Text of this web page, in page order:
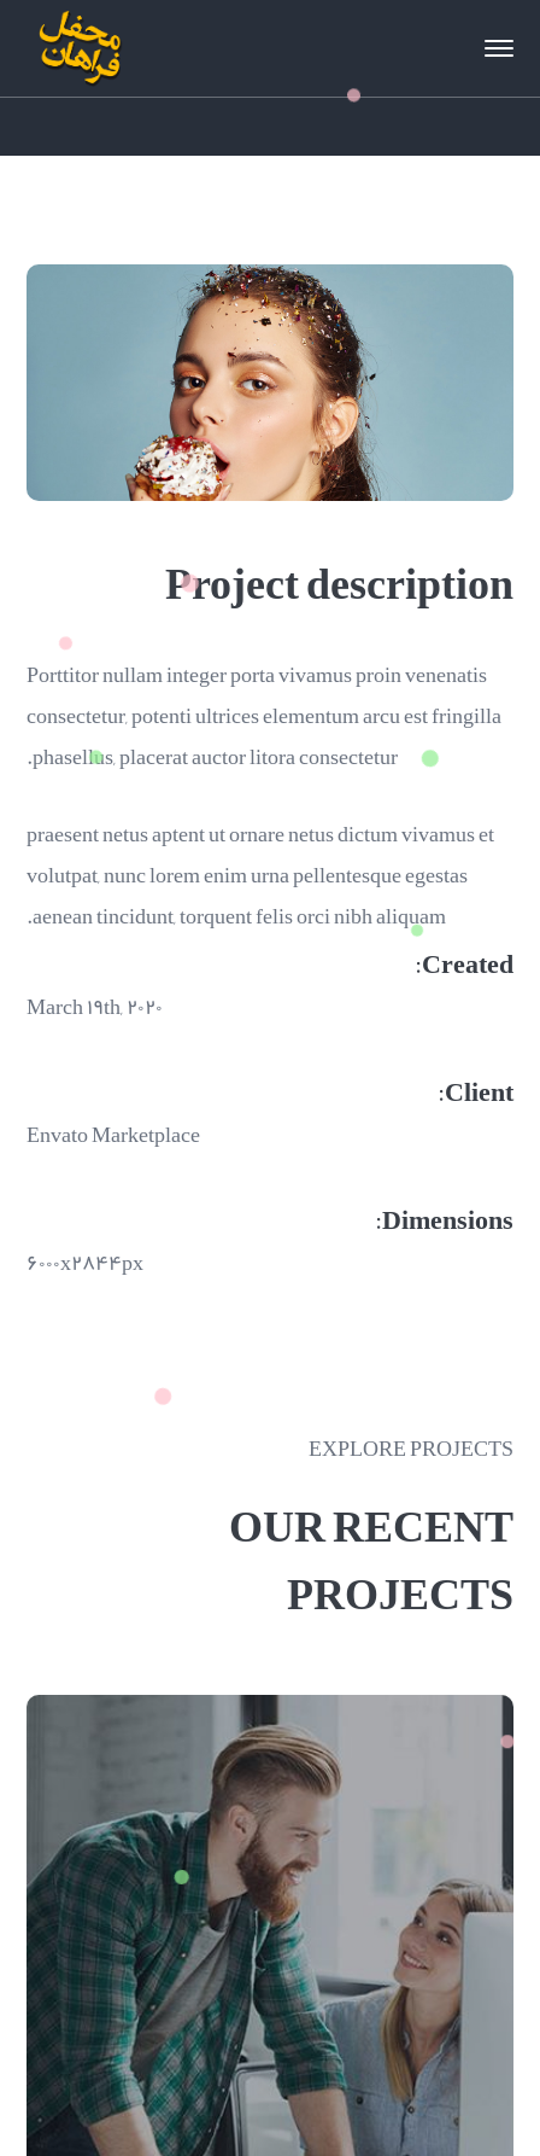
Project description
Porttitor nullam integer porta vivamus proin venenatis
consectetur, potenti ultrices elementum arcu est fringilla
phasellus, placerat auctor litora consectetur.
praesent netus aptent ut ornare netus dictum vivamus et
volutpat, nunc lorem enim urna pellentesque egestas
aenean tincidunt, torquent felis orci nibh aliquam.
Created:
March ۱۹th, ۲۰۲۰
Client:
Envato Marketplace
Dimensions:
۶۰۰۰x۲۸۴۴px
EXPLORE PROJECTS
OUR RECENT
PROJECTS